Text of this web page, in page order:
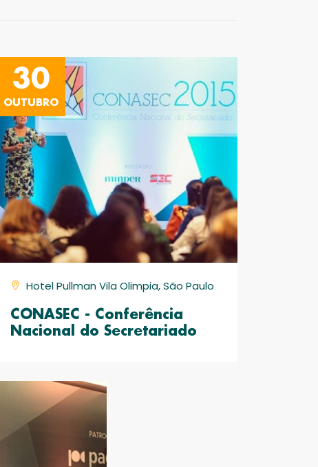
30
OUTUBRO
Hotel Pullman Vila Olimpia, São Paulo
CONASEC - Conferência
Nacional do Secretariado